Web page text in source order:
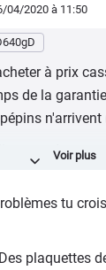
04/2020 à 11:50
à prix
de la
avec des
tu
plaquettes